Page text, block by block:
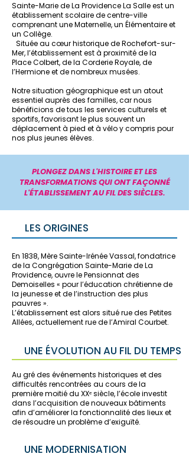
Sainte-Marie de La Providence La Salle est un
établissement scolaire de centre-ville
comprenant une Maternelle, un Élémentaire et
un Collège.
Située au cœur historique de Rochefort-sur-
Mer, l’établissement est à proximité de la
Place Colbert, de la Corderie Royale, de
l’Hermione et de nombreux musées.
Notre situation géographique est un atout
essentiel auprès des familles, car nous
bénéficions de tous les services culturels et
sportifs, favorisant le plus souvent un
déplacement à pied et à vélo y compris pour
nos plus jeunes élèves.
PLONGEZ DANS L'HISTOIRE ET LES
TRANSFORMATIONS QUI ONT FAÇONNÉ
L'ÉTABLISSEMENT AU FIL DES SIÈCLES.
LES ORIGINES
En 1838, Mère Sainte-Irénée Vassal, fondatrice
de la Congrégation Sainte-Marie de La
Providence, ouvre le Pensionnat des
Demoiselles « pour l’éducation chrétienne de
la jeunesse et de l’instruction des plus
pauvres ».
L’établissement est alors situé rue des Petites
Allées, actuellement rue de l’Amiral Courbet.
UNE ÉVOLUTION AU FIL DU TEMPS
Au gré des événements historiques et des
difficultés rencontrées au cours de la
première moitié du XXᵉ siècle, l’école investit
dans l’acquisition de nouveaux bâtiments
afin d’améliorer la fonctionnalité des lieux et
de résoudre un problème d’exiguïté.
UNE MODERNISATION